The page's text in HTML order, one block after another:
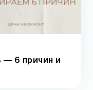
— 6 причин и